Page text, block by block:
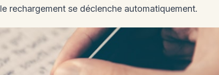
rechargement se déclenche automatiquement.